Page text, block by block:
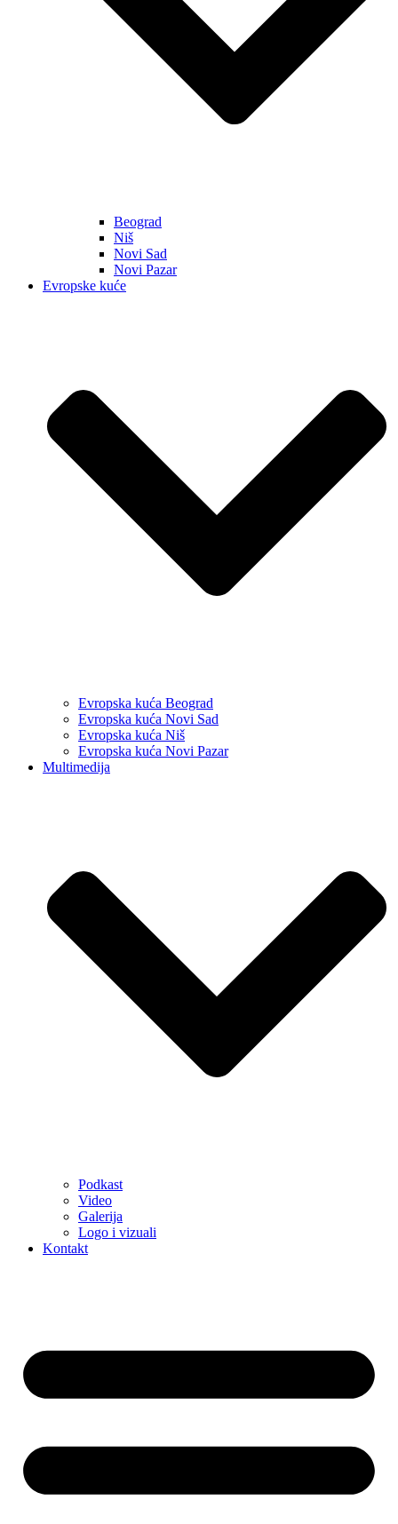
Beograd
Niš
Novi Sad
Novi Pazar
Evropske kuće
Evropska kuća Beograd
Evropska kuća Novi Sad
Evropska kuća Niš
Evropska kuća Novi Pazar
Multimedija
Podkast
Video
Galerija
Logo i vizuali
Kontakt